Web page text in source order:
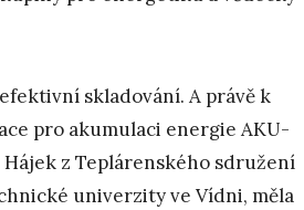
skladování. A právě k
pro akumulaci energie AKU-
z Teplárenského sdružení
univerzity ve Vídni, měla